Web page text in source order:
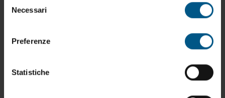
delNecessari
Preferenze
Statistiche